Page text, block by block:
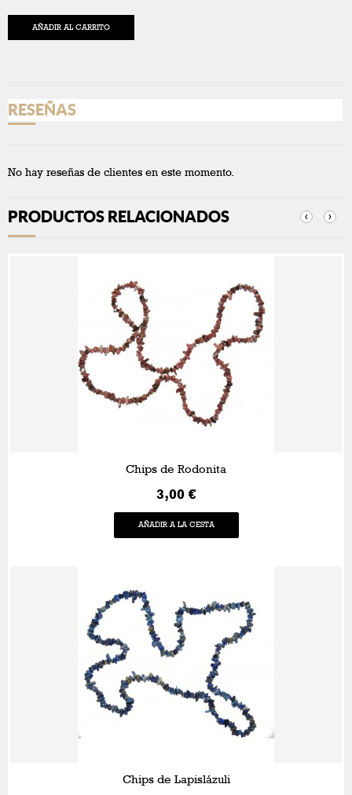
AÑADIR AL CARRITO
RESEÑAS
No hay reseñas de clientes en este momento.
PRODUCTOS RELACIONADOS ‹ ›
Chips de Rodonita
3,00 €
AÑADIR A LA CESTA
Chips de Lapislázuli